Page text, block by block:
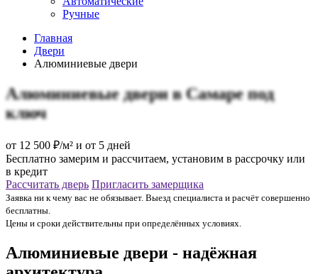
Ручные
Главная
Двери
Алюминиевые двери
Алюминиевые дверив Самарепод
ключ
от 12 500 ₽/м² и от 5 дней
Бесплатно замерим и рассчитаем, установим в рассрочку или
в кредит
Рассчитать дверь Пригласить замерщика
Заявка ни к чему вас не обязывает. Выезд специалиста и расчёт совершенно
бесплатны.
Цены и сроки действительны при определённых условиях.
Алюминиевые двери - надёжная